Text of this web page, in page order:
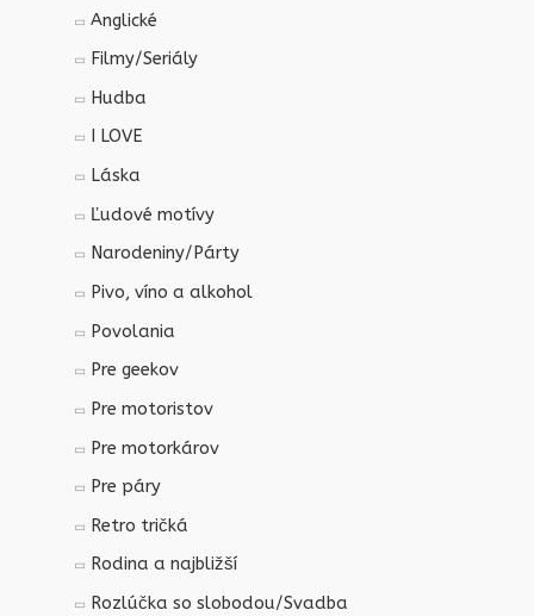
Anglické
Filmy/Seriály
Hudba
I LOVE
Láska
Ľudové motívy
Narodeniny/Párty
Pivo, víno a alkohol
Povolania
Pre geekov
Pre motoristov
Pre motorkárov
Pre páry
Retro tričká
Rodina a najbližší
Rozlúčka so slobodou/Svadba